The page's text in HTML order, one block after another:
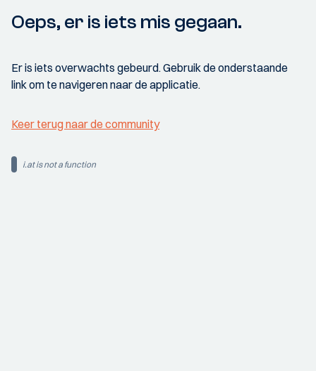
Oeps, er is iets mis gegaan.
Er is iets overwachts gebeurd. Gebruik de onderstaande
link om te navigeren naar de applicatie.
Keer terug naar de community
i.at is not a function